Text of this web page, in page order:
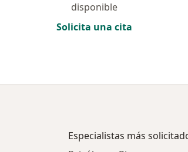
disponible
Solicita una cita
Especialistas más